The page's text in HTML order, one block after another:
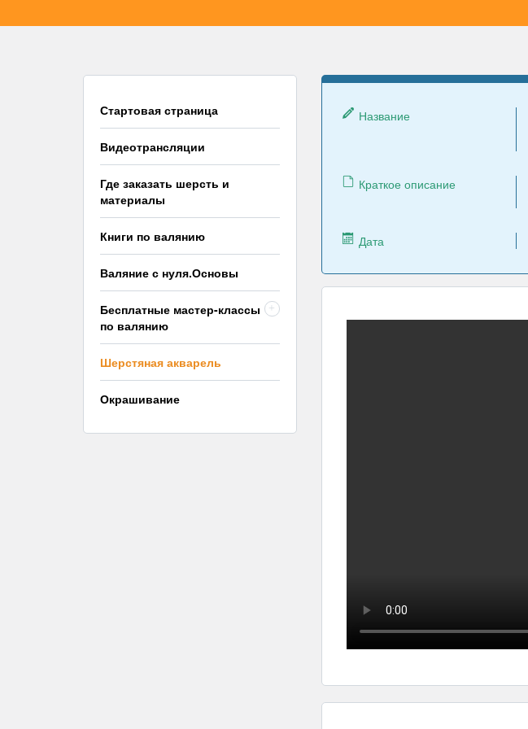
Стартовая страница
Видеотрансляции
Где заказать шерсть и
материалы
Книги по валянию
Валяние с нуля.Основы
Бесплатные мастер-классы
по валянию
+
Шерстяная акварель
Окрашивание
Название
Краткое описание
Дата